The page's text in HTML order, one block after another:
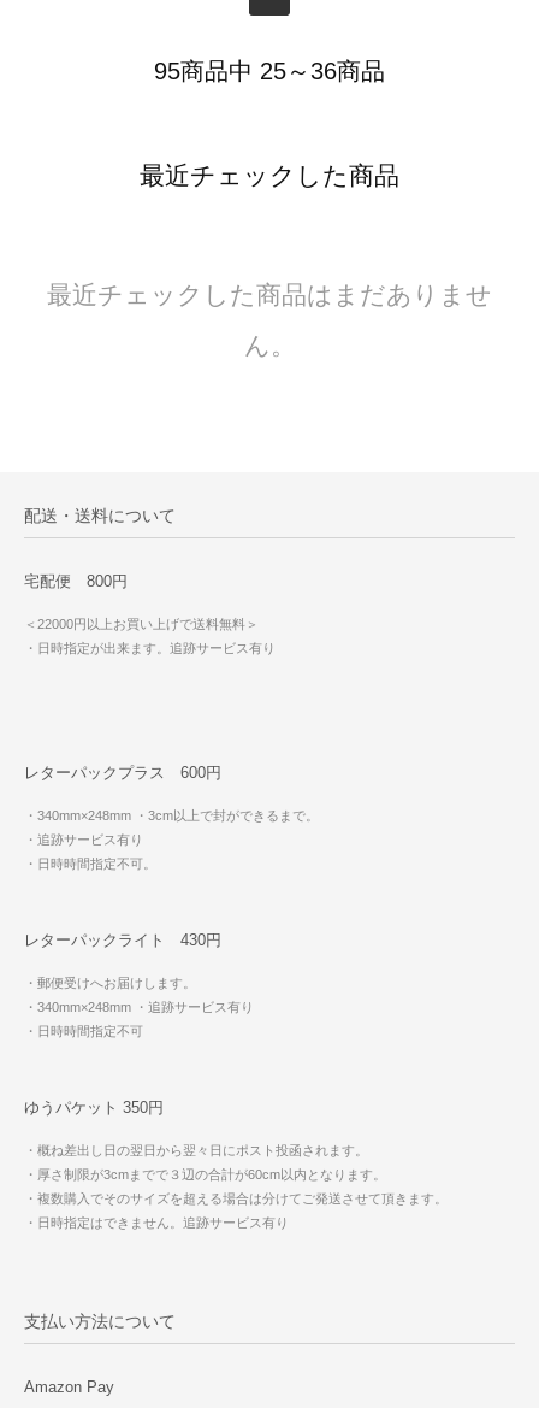
95商品中 25～36商品
最近チェックした商品
最近チェックした商品はまだありませ
ん。
配送・送料について
宅配便 800円
＜22000円以上お買い上げで送料無料＞
・日時指定が出来ます。追跡サービス有り
レターパックプラス 600円
・340mm×248mm ・3cm以上で封ができるまで。
・追跡サービス有り
・日時時間指定不可。
レターパックライト 430円
・郵便受けへお届けします。
・340mm×248mm ・追跡サービス有り
・日時時間指定不可
ゆうパケット 350円
・概ね差出し日の翌日から翌々日にポスト投函されます。
・厚さ制限が3cmまでで３辺の合計が60cm以内となります。
・複数購入でそのサイズを超える場合は分けてご発送させて頂きます。
・日時指定はできません。追跡サービス有り
支払い方法について
Amazon Pay